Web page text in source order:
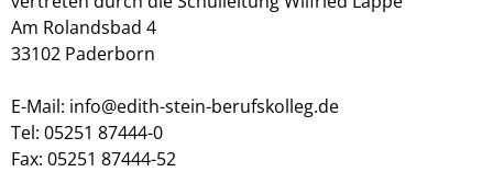
Am Rolandsbad 4
33102 Paderborn
E-Mail: info@edith-stein-berufskolleg.de
Tel: 05251 87444-0
Fax: 05251 87444-52